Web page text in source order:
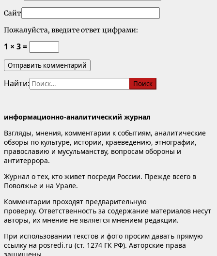
Сайт
Пожалуйста, введите ответ цифрами:
1 × 3 =
Найти:
информационно-аналитический журнал
Взгляды, мнения, комментарии к событиям, аналитические
обзоры по культуре, истории, краеведению, этнографии,
православию и мусульманству, вопросам обороны и
антитеррора.
Журнал о тех, кто живет посреди России. Прежде всего в
Поволжье и на Урале.
Комментарии проходят предварительную
проверку. Ответственность за содержание материалов несут
авторы, их мнение не является мнением редакции.
При использовании текстов и фото просим давать прямую
ссылку на posredi.ru (ст. 1274 ГК РФ). Авторские права